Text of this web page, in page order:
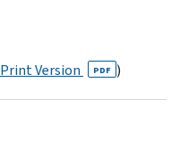
Print Version PDF )